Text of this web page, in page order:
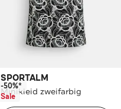
SPORTALM
Minikleid zweifarbig
-50%*
Sale